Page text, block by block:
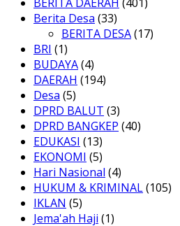
Berita Desa (33)
BERITA DESA(17)
BRI (1)
BUDAYA(4)
DAERAH (194)
Desa (5)
DPRD BALUT (3)
DPRD BANGKEP (40)
EDUKASI (13)
EKONOMI (5)
Hari Nasional (4)
HUKUM & KRIMINAL(105)
IKLAN (5)
Jema'ah Haji (1)